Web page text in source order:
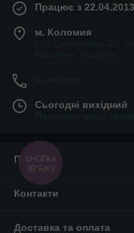
Працює з 22.04.2013
м. Коломия
Сьогодні вихідний
Про нас
Контакти
Доставка та оплата
КНОПКА
ЗВ'ЯЗКУ